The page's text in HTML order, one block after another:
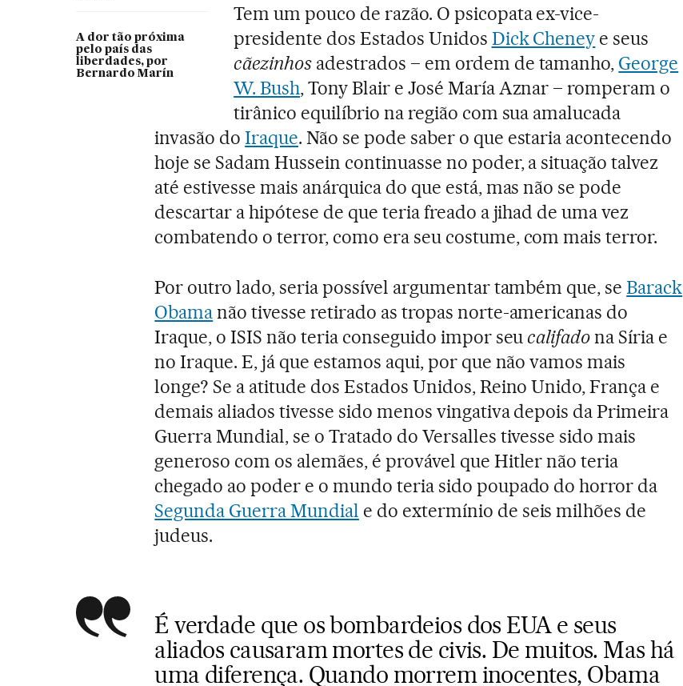
A dor tão próxima
pelo país das
liberdades, por
Bernardo Marín
Tem um pouco de razão. O psicopata ex-vice-
presidente dos Estados Unidos Dick Cheney e seus
cãezinhos adestrados – em ordem de tamanho, George
W. Bush, Tony Blair e José María Aznar – romperam o
tirânico equilíbrio na região com sua amalucada
invasão doIraque. Não se pode saber o que estaria acontecendo
hoje se Sadam Hussein continuasse no poder, a situação talvez
até estivesse mais anárquica do que está, mas não se pode
descartar a hipótese de que teria freado a jihad de uma vez
combatendo o terror, como era seu costume, com mais terror.
Por outro lado, seria possível argumentar também que, seBarack
Obamanão tivesse retirado as tropas norte-americanas do
Iraque, o ISIS não teria conseguido impor seu califadona Síria e
no Iraque. E, já que estamos aqui, por que não vamos mais
longe? Se a atitude dos Estados Unidos, Reino Unido, França e
demais aliados tivesse sido menos vingativa depois da Primeira
Guerra Mundial, se o Tratado do Versalles tivesse sido mais
generoso com os alemães, é provável que Hitler não teria
chegado ao poder e o mundo teria sido poupado do horror da
Segunda Guerra Mundial e do extermínio de seis milhões de
judeus.
É verdade que os bombardeios dos EUA e seus
aliados causaram mortes de civis. De muitos. Mas há
uma diferença. Quando morrem inocentes, Obama